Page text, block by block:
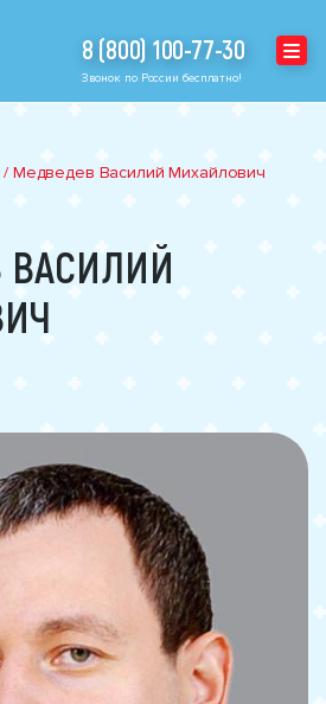
8 (800) 100-77-30
Звонок по России бесплатно!
/ Медведев Василий Михайлович